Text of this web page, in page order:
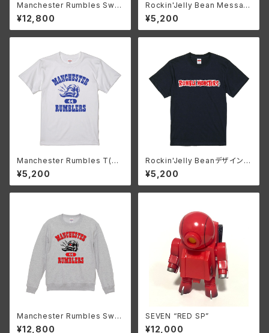
Manchester Rumbles Swe
atshirt Vintage ish(Ash)
¥12,800
Rockin'Jelly Bean Messag
e T
¥5,200
Manchester Rumbles T(W
hite)
¥5,200
Rockin'Jelly Beanデザイン
RumbleMonsters ロゴT (Na
vy )
¥5,200
Manchester Rumbles Swe
atshirt 90’S ish (Ash)
¥12,800
SEVEN “RED SP”
¥12,000